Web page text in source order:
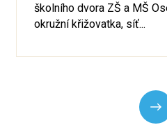
školního dvora ZŠ a MŠ
okružní křižovatka, síť...